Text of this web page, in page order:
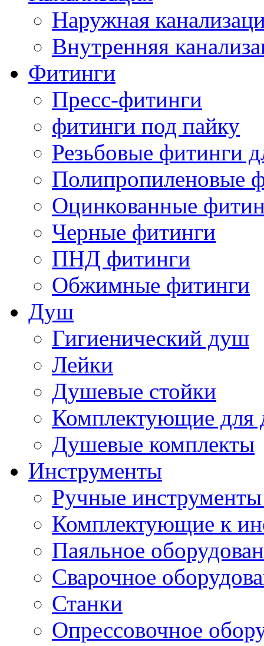
Наружная
Внутренняя
Фитинги
Пресс-фитинги
фитинги под пайку
Резьбовые фитинги
Полипропиленовые
Оцинкованные
Черные фитинги
ПНД фитинги
Обжимные фитинги
Душ
Гигиенический душ
Лейки
Душевые стойки
Комплектующие для
Душевые комплекты
Инструменты
Ручные
Комплектующие к
Паяльное
Сварочное
Станки
Опрессовочное